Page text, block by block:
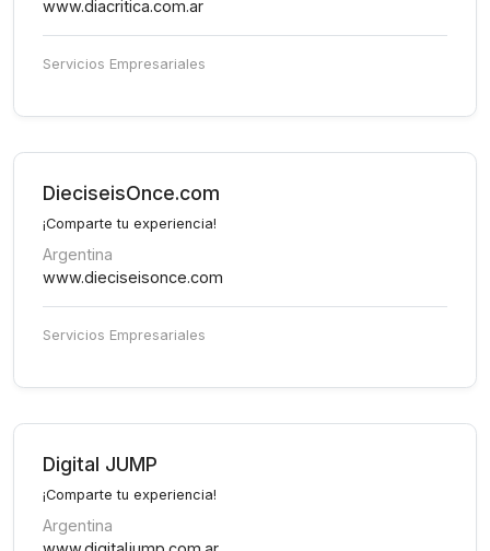
www.diacritica.com.ar
Servicios Empresariales
DieciseisOnce.com
¡Comparte tu experiencia!
Argentina
www.dieciseisonce.com
Servicios Empresariales
Digital JUMP
¡Comparte tu experiencia!
Argentina